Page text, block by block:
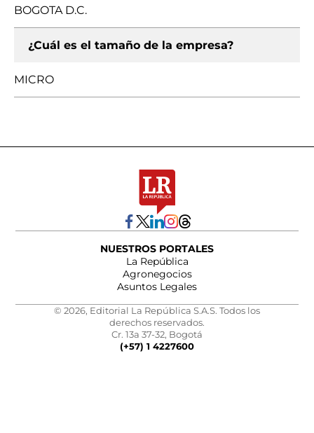
BOGOTA D.C.
¿Cuál es el tamaño de la empresa?
MICRO
NUESTROS PORTALES
La República
Agronegocios
Asuntos Legales
© 2026, Editorial La República S.A.S. Todos los
derechos reservados.
Cr. 13a 37-32, Bogotá
(+57) 1 4227600